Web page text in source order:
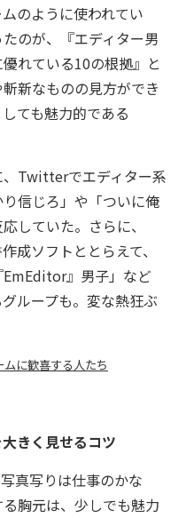
のように使われてい
のが、『エディター男
れている10の根拠』と
新なものの見方ができ
ても魅力的である
Twitterでエディター系
信じろ」や「ついに俺
していた。さらに、
成ソフトととらえて、
EmEditor』男子」など
ループも。変な熱狂ぶ
に歓喜する人たち
きく見せるコツ
真写りは仕事のかな
胸元は、少しでも魅力